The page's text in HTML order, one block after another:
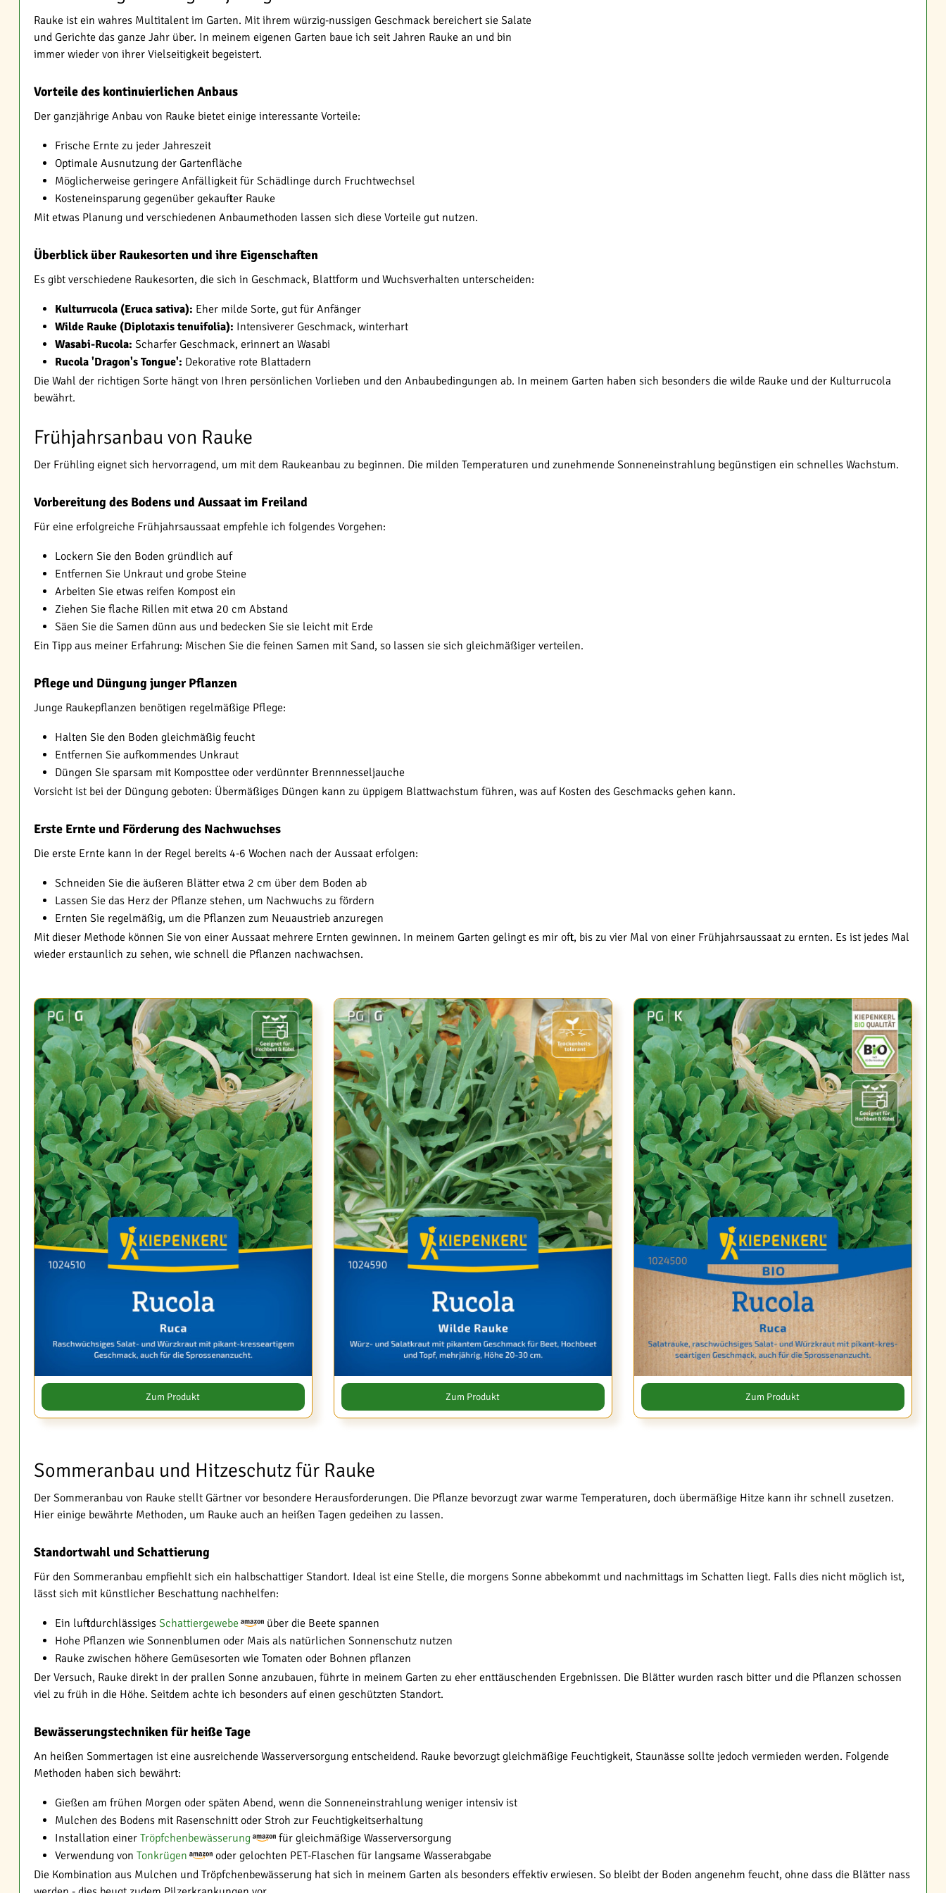
Rauke ist ein wahres Multitalent im Garten. Mit ihrem würzig-nussigen Geschmack bereichert sie Salate
und Gerichte das ganze Jahr über. In meinem eigenen Garten baue ich seit Jahren Rauke an und bin
immer wieder von ihrer Vielseitigkeit begeistert.
Vorteile des kontinuierlichen Anbaus
Der ganzjährige Anbau von Rauke bietet einige interessante Vorteile:
Frische Ernte zu jeder Jahreszeit
Optimale Ausnutzung der Gartenfläche
Möglicherweise geringere Anfälligkeit für Schädlinge durch Fruchtwechsel
Kosteneinsparung gegenüber gekaufter Rauke
Mit etwas Planung und verschiedenen Anbaumethoden lassen sich diese Vorteile gut nutzen.
Überblick über Raukesorten und ihre Eigenschaften
Es gibt verschiedene Raukesorten, die sich in Geschmack, Blattform und Wuchsverhalten unterscheiden:
Kulturrucola (Eruca sativa): Eher milde Sorte, gut für Anfänger
Wilde Rauke (Diplotaxis tenuifolia): Intensiverer Geschmack, winterhart
Wasabi-Rucola: Scharfer Geschmack, erinnert an Wasabi
Rucola 'Dragon's Tongue': Dekorative rote Blattadern
Die Wahl der richtigen Sorte hängt von Ihren persönlichen Vorlieben und den Anbaubedingungen ab. In meinem Garten haben sich besonders die wilde Rauke und der Kulturrucola
bewährt.
Frühjahrsanbau von Rauke
Der Frühling eignet sich hervorragend, um mit dem Raukeanbau zu beginnen. Die milden Temperaturen und zunehmende Sonneneinstrahlung begünstigen ein schnelles Wachstum.
Vorbereitung des Bodens und Aussaat im Freiland
Für eine erfolgreiche Frühjahrsaussaat empfehle ich folgendes Vorgehen:
Lockern Sie den Boden gründlich auf
Entfernen Sie Unkraut und grobe Steine
Arbeiten Sie etwas reifen Kompost ein
Ziehen Sie flache Rillen mit etwa 20 cm Abstand
Säen Sie die Samen dünn aus und bedecken Sie sie leicht mit Erde
Ein Tipp aus meiner Erfahrung: Mischen Sie die feinen Samen mit Sand, so lassen sie sich gleichmäßiger verteilen.
Pflege und Düngung junger Pflanzen
Junge Raukepflanzen benötigen regelmäßige Pflege:
Halten Sie den Boden gleichmäßig feucht
Entfernen Sie aufkommendes Unkraut
Düngen Sie sparsam mit Komposttee oder verdünnter Brennnesseljauche
Vorsicht ist bei der Düngung geboten: Übermäßiges Düngen kann zu üppigem Blattwachstum führen, was auf Kosten des Geschmacks gehen kann.
Erste Ernte und Förderung des Nachwuchses
Die erste Ernte kann in der Regel bereits 4-6 Wochen nach der Aussaat erfolgen:
Schneiden Sie die äußeren Blätter etwa 2 cm über dem Boden ab
Lassen Sie das Herz der Pflanze stehen, um Nachwuchs zu fördern
Ernten Sie regelmäßig, um die Pflanzen zum Neuaustrieb anzuregen
Mit dieser Methode können Sie von einer Aussaat mehrere Ernten gewinnen. In meinem Garten gelingt es mir oft, bis zu vier Mal von einer Frühjahrsaussaat zu ernten. Es ist jedes Mal
wieder erstaunlich zu sehen, wie schnell die Pflanzen nachwachsen.
Zum Produkt Zum Produkt Zum Produkt
Sommeranbau und Hitzeschutz für Rauke
Der Sommeranbau von Rauke stellt Gärtner vor besondere Herausforderungen. Die Pflanze bevorzugt zwar warme Temperaturen, doch übermäßige Hitze kann ihr schnell zusetzen.
Hier einige bewährte Methoden, um Rauke auch an heißen Tagen gedeihen zu lassen.
Standortwahl und Schattierung
Für den Sommeranbau empfiehlt sich ein halbschattiger Standort. Ideal ist eine Stelle, die morgens Sonne abbekommt und nachmittags im Schatten liegt. Falls dies nicht möglich ist,
lässt sich mit künstlicher Beschattung nachhelfen:
Ein luftdurchlässiges Schattiergewebe
über die Beete spannen
Hohe Pflanzen wie Sonnenblumen oder Mais als natürlichen Sonnenschutz nutzen
Rauke zwischen höhere Gemüsesorten wie Tomaten oder Bohnen pflanzen
Der Versuch, Rauke direkt in der prallen Sonne anzubauen, führte in meinem Garten zu eher enttäuschenden Ergebnissen. Die Blätter wurden rasch bitter und die Pflanzen schossen
viel zu früh in die Höhe. Seitdem achte ich besonders auf einen geschützten Standort.
Bewässerungstechniken für heiße Tage
An heißen Sommertagen ist eine ausreichende Wasserversorgung entscheidend. Rauke bevorzugt gleichmäßige Feuchtigkeit, Staunässe sollte jedoch vermieden werden. Folgende
Methoden haben sich bewährt:
Gießen am frühen Morgen oder späten Abend, wenn die Sonneneinstrahlung weniger intensiv ist
Mulchen des Bodens mit Rasenschnitt oder Stroh zur Feuchtigkeitserhaltung
Installation einer Tröpfchenbewässerung
für gleichmäßige Wasserversorgung
Verwendung von Tonkrügen
oder gelochten PET-Flaschen für langsame Wasserabgabe
Die Kombination aus Mulchen und Tröpfchenbewässerung hat sich in meinem Garten als besonders effektiv erwiesen. So bleibt der Boden angenehm feucht, ohne dass die Blätter nass